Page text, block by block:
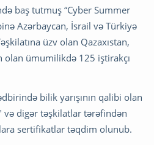
baş tutmuş “Cyber Summer
Azərbaycan, İsrail və Türkiyə
üzv olan Qazaxıstan,
olan ümumilikdə 125 iştirakçı
bilik yarışının qalibi olan
və digər təşkilatlar tərəfindən
sertifikatlar təqdim olunub.